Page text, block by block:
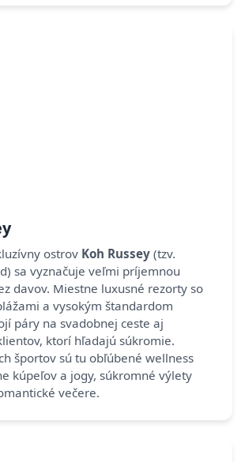
ostrov Koh Russey (tzv.
sa vyznačuje veľmi príjemnou
davov. Miestne luxusné rezorty so
a vysokým štandardom
páry na svadobnej ceste aj
ktorí hľadajú súkromie.
športov sú tu obľúbené wellness
kúpeľov a jogy, súkromné výlety
večere.